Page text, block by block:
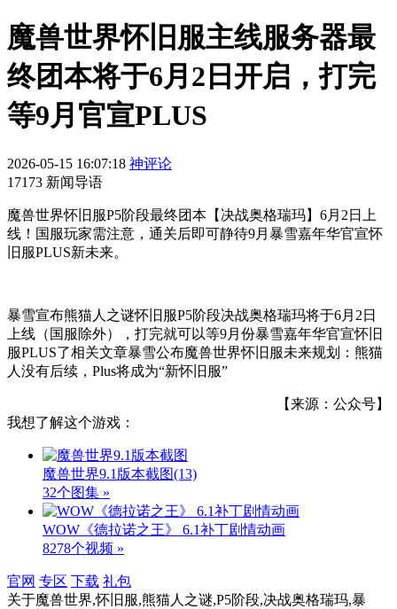
魔兽世界怀旧服主线服务器最
终团本将于6月2日开启，打完
等9月官宣PLUS
2026-05-15 16:07:18 神评论
17173 新闻导语
魔兽世界怀旧服P5阶段最终团本【决战奥格瑞玛】6月2日上
线！国服玩家需注意，通关后即可静待9月暴雪嘉年华官宣怀
旧服PLUS新未来。
暴雪宣布熊猫人之谜怀旧服P5阶段决战奥格瑞玛将于6月2日
上线（国服除外），打完就可以等9月份暴雪嘉年华官宣怀旧
服PLUS了相关文章暴雪公布魔兽世界怀旧服未来规划：熊猫
人没有后续，Plus将成为“新怀旧服”
【来源：公众号】
我想了解这个游戏：
魔兽世界9.1版本截图(13)
32个图集 »
WOW《德拉诺之王》 6.1补丁剧情动画
8278个视频 »
官网 专区 下载 礼包
关于魔兽世界,怀旧服,熊猫人之谜,P5阶段,决战奥格瑞玛,暴